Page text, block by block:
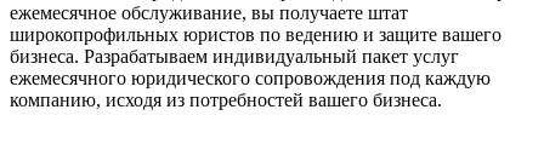
ежемесячное обслуживание, вы получаете штат
широкопрофильных юристов по ведению и защите вашего
бизнеса. Разрабатываем индивидуальный пакет услуг
ежемесячного юридического сопровождения под каждую
компанию, исходя из потребностей вашего бизнеса.